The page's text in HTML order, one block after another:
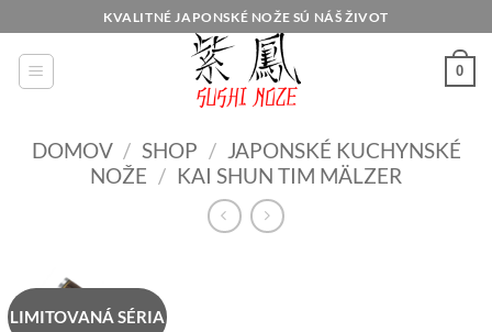
to
content
KVALITNÉ JAPONSKÉ NOŽE SÚ NÁŠ ŽIVOT
0
DOMOV / SHOP / JAPONSKÉ KUCHYNSKÉ
NOŽE / KAI SHUN TIM MÄLZER
LIMITOVANÁ SÉRIA